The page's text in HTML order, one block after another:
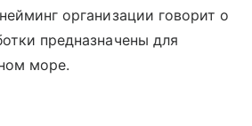
организации говорит о
предназначены для
море.